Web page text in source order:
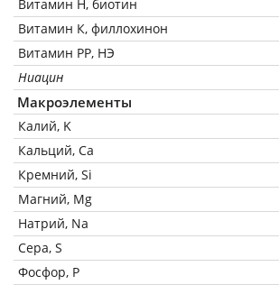
Витамин Н, биотин
Витамин К, филлохинон
Витамин РР, НЭ
Ниацин
Макроэлементы
Калий, K
Кальций, Ca
Кремний, Si
Магний, Mg
Натрий, Na
Сера, S
Фосфор, P